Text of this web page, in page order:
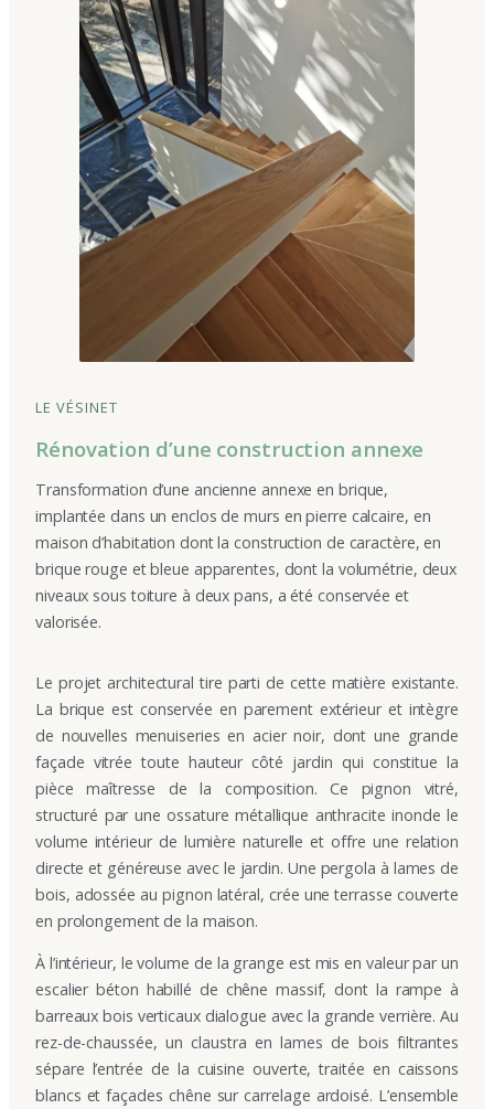
LE VÉSINET
Rénovation d’une construction annexe
Transformation d’une ancienne annexe en brique,
implantée dans un enclos de murs en pierre calcaire, en
maison d’habitation dont la construction de caractère, en
brique rouge et bleue apparentes, dont la volumétrie, deux
niveaux sous toiture à deux pans, a été conservée et
valorisée.
Le projet architectural tire parti de cette matière existante.
La brique est conservée en parement extérieur et intègre
de nouvelles menuiseries en acier noir, dont une grande
façade vitrée toute hauteur côté jardin qui constitue la
pièce maîtresse de la composition. Ce pignon vitré,
structuré par une ossature métallique anthracite inonde le
volume intérieur de lumière naturelle et offre une relation
directe et généreuse avec le jardin. Une pergola à lames de
bois, adossée au pignon latéral, crée une terrasse couverte
en prolongement de la maison.
À l’intérieur, le volume de la grange est mis en valeur par un
escalier béton habillé de chêne massif, dont la rampe à
barreaux bois verticaux dialogue avec la grande verrière. Au
rez-de-chaussée, un claustra en lames de bois filtrantes
sépare l’entrée de la cuisine ouverte, traitée en caissons
blancs et façades chêne sur carrelage ardoisé. L’ensemble